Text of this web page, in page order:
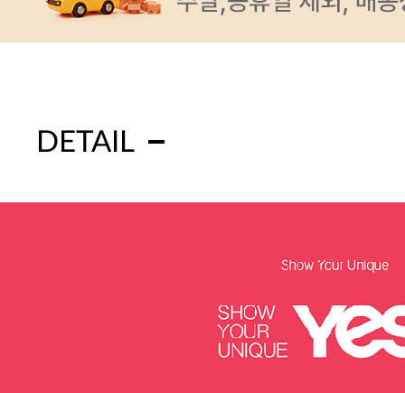
DETAIL